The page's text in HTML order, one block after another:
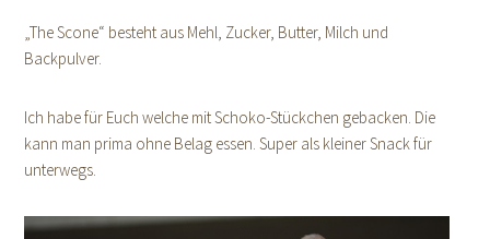
„The Scone“ besteht aus Mehl, Zucker, Butter, Milch und
Backpulver.
Ich habe für Euch welche mit Schoko-Stückchen gebacken. Die
kann man prima ohne Belag essen. Super als kleiner Snack für
unterwegs.